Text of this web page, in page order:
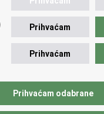
8, 10000 Zagreb
795, +385 (0)1 4920 149
Prihvaćam
Prihvaćam
Prihvaćam odabrane